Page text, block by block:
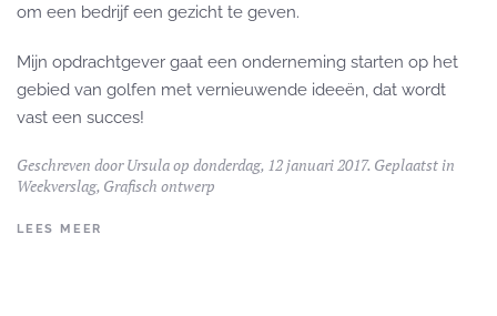
om een bedrijf een gezicht te geven.
Mijn opdrachtgever gaat een onderneming starten op het
gebied van golfen met vernieuwende ideeën, dat wordt
vast een succes!
Geschreven doorUrsulaop donderdag, 12 januari 2017. Geplaatst in
Weekverslag, Grafisch ontwerp
LEES MEER